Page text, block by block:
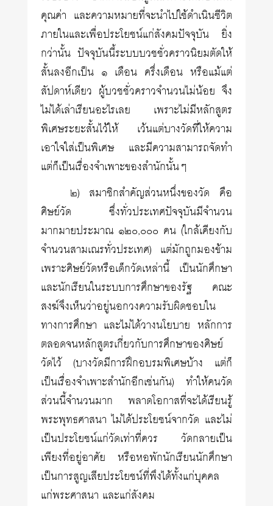
คุณค่า และความหมายที่จะนำไปใช้ดำเนินชีวิต
ภายในและเพื่อประโยชน์แก่สังคมปัจจุบัน ยิ่ง
กว่านั้น ปัจจุบันนี้ระบบบวชชั่วคราวนิยมตัดให้
สั้นลงอีกเป็น ๑ เดือน ครึ่งเดือน หรือแม้แต่
สัปดาห์เดียว ผู้บวชชั่วคราวจำนวนไม่น้อย จึง
ไม่ได้เล่าเรียนอะไรเลย เพราะไม่มีหลักสูตร
พิเศษระยะสั้นไว้ให้ เว้นแต่บางวัดที่ให้ความ
เอาใจใส่เป็นพิเศษ และมีความสามารถจัดทำ
แต่ก็เป็นเรื่องจำเพาะของสำนักนั้นๆ
๒) สมาชิกสำคัญส่วนหนึ่งของวัด คือ
ศิษย์วัด ซึ่งทั่วประเทศปัจจุบันมีจำนวน
มากมายประมาณ ๑๒๐,๐๐๐ คน (ใกล้เคียงกับ
จำนวนสามเณรทั่วประเทศ) แต่มักถูกมองข้าม
เพราะศิษย์วัดหรือเด็กวัดเหล่านี้ เป็นนักศึกษา
และนักเรียนในระบบการศึกษาของรัฐ คณะ
สงฆ์จึงเห็นว่าอยู่นอกวงความรับผิดชอบใน
ทางการศึกษา และไม่ได้วางนโยบาย หลักการ
ตลอดจนหลักสูตรเกี่ยวกับการศึกษาของศิษย์
วัดไว้ (บางวัดมีการฝึกอบรมพิเศษบ้าง แต่ก็
เป็นเรื่องจำเพาะสำนักอีกเช่นกัน) ทำให้คนวัด
ส่วนนี้จำนวนมาก พลาดโอกาสที่จะได้เรียนรู้
พระพุทธศาสนา ไม่ได้ประโยชน์จากวัด และไม่
เป็นประโยชน์แก่วัดเท่าที่ควร วัดกลายเป็น
เพียงที่อยู่อาศัย หรือหอพักนักเรียนนักศึกษา
เป็นการสูญเสียประโยชน์ที่พึงได้ทั้งแก่บุคคล
แก่พระศาสนา และแก่สังคม